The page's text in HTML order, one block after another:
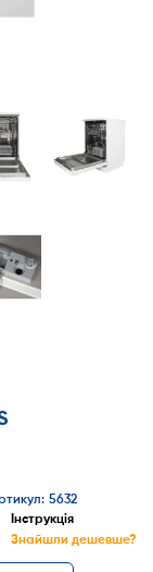
5632
Інструкція
Знайшли дешевше?